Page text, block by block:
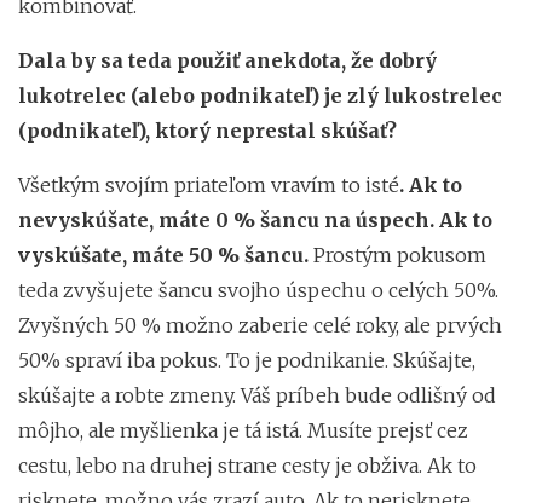
kombinovať.
Dala by sa teda použiť anekdota, že dobrý
lukotrelec (alebo podnikateľ) je zlý lukostrelec
(podnikateľ), ktorý neprestal skúšať?
Všetkým svojím priateľom vravím to isté. Ak to
nevyskúšate, máte 0 % šancu na úspech. Ak to
vyskúšate, máte 50 % šancu. Prostým pokusom
teda zvyšujete šancu svojho úspechu o celých 50%.
Zvyšných 50 % možno zaberie celé roky, ale prvých
50% spraví iba pokus. To je podnikanie. Skúšajte,
skúšajte a robte zmeny. Váš príbeh bude odlišný od
môjho, ale myšlienka je tá istá. Musíte prejsť cez
cestu, lebo na druhej strane cesty je obživa. Ak to